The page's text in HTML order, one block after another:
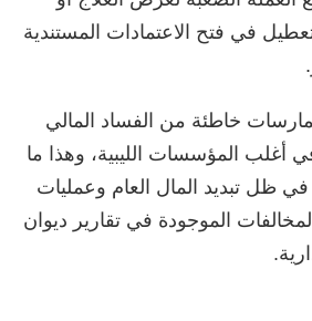
في فتح الاعتمادات المستندية
خاطئة من الفساد المالي
أغلب المؤسسات الليبية، وهذا ما
ظل تبديد المال العام وعمليات
الموجودة في تقارير ديوان